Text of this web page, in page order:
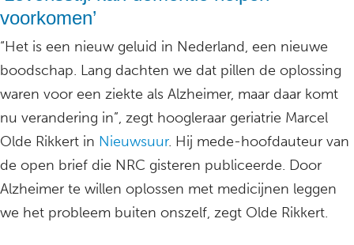
voorkomen’
“Het is een nieuw geluid in Nederland, een nieuwe
boodschap. Lang dachten we dat pillen de oplossing
waren voor een ziekte als Alzheimer, maar daar komt
nu verandering in”, zegt hoogleraar geriatrie Marcel
Olde Rikkert in Nieuwsuur. Hij mede-hoofdauteur van
de open brief die NRC gisteren publiceerde. Door
Alzheimer te willen oplossen met medicijnen leggen
we het probleem buiten onszelf, zegt Olde Rikkert.